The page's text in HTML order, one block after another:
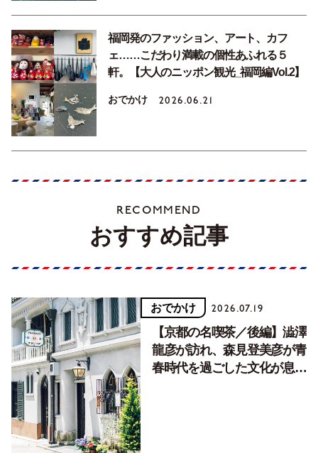
福岡発のファッション、アート、カフ
ェ……こだわり満載の個性あふれる５
軒。【大人のニッポン観光_福岡編Vol.2】
おでかけ 2026.06.21
RECOMMEND
おすすめ記事
おでかけ 2026.07.19
【京都の名喫茶／後編】澁澤
龍彦が訪れ、森見登美彦が青
春時代を過ごした文化が息づ